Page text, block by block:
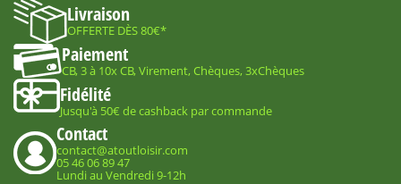
Livraison
OFFERTE DÈS 80€*
Paiement
CB, 3 à 10x CB, Virement, Chèques, 3xChèques
Fidélité
Jusqu'à 50€ de cashback par commande
Contact
contact@atoutloisir.com
05 46 06 89 47
Lundi au Vendredi 9-12h